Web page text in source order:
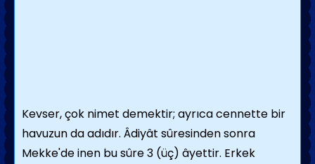
Kevser, çok nimet demektir; ayrıca cennette bir
havuzun da adıdır. Âdiyât sûresinden sonra
Mekke'de inen bu sûre 3 (üç) âyettir. Erkek